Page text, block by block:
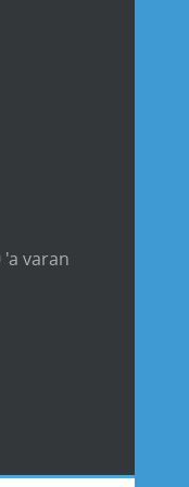
'a varan